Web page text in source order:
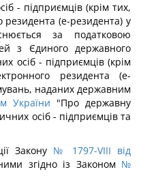
- підприємців (крім тих,
резидента (е-резидента) у
за податковою
з Єдиного державного
осіб - підприємців (крім
резидента (е-
наданих державним
України "Про державну
осіб - підприємців та
Закону № 1797-VIII від
згідно із Законом №